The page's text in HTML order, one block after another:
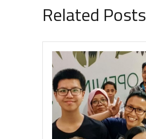
Related Posts